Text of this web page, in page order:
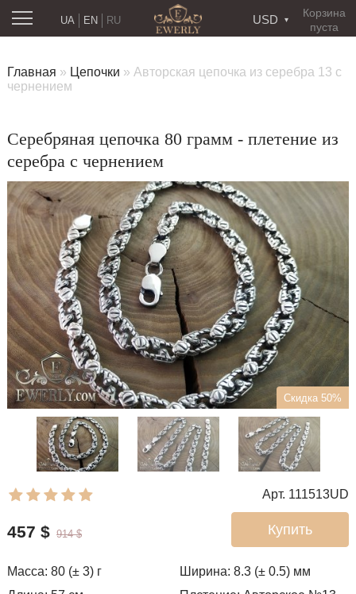
Корзина
пуста
USD
RU
UA EN
Главная » Цепочки » Авторская цепочка из серебра 13 с
чернением
Серебряная цепочка 80 грамм - плетение из
серебра с чернением
Скидка 50%
Арт. 111513UD
Купить
457 $ 914 $
Масса: 80 (± 3) г Ширина:8.3 (± 0.5) мм